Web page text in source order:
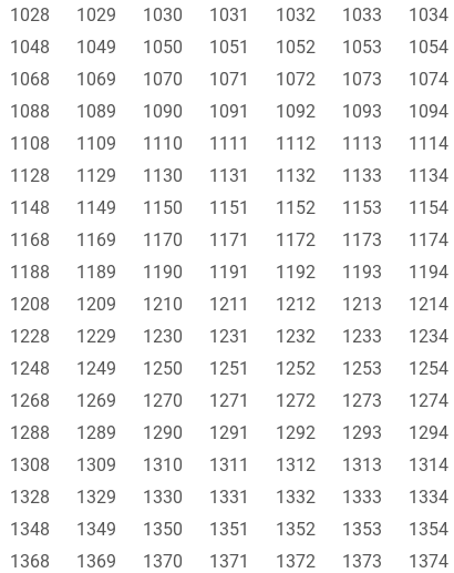
1028 1029 1030 1031 1032 1033 1034
1048 1049 1050 1051 1052 1053 1054
1068 1069 1070 1071 1072 1073 1074
1088 1089 1090 1091 1092 1093 1094
1108 1109 1110 1111 1112 1113 1114
1128 1129 1130 1131 1132 1133 1134
1148 1149 1150 1151 1152 1153 1154
1168 1169 1170 1171 1172 1173 1174
1188 1189 1190 1191 1192 1193 1194
1208 1209 1210 1211 1212 1213 1214
1228 1229 1230 1231 1232 1233 1234
1248 1249 1250 1251 1252 1253 1254
1268 1269 1270 1271 1272 1273 1274
1288 1289 1290 1291 1292 1293 1294
1308 1309 1310 1311 1312 1313 1314
1328 1329 1330 1331 1332 1333 1334
1348 1349 1350 1351 1352 1353 1354
1368 1369 1370 1371 1372 1373 1374